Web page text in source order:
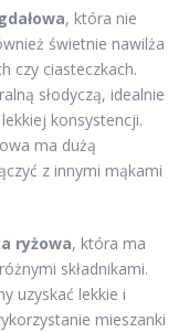
, która nie
świetnie nawilża
czy ciasteczkach.
słodyczą, idealnie
konsystencji.
ma dużą
z innymi mąkami
ryżowa, która ma
składnikami.
uzyskać lekkie i
mieszanki